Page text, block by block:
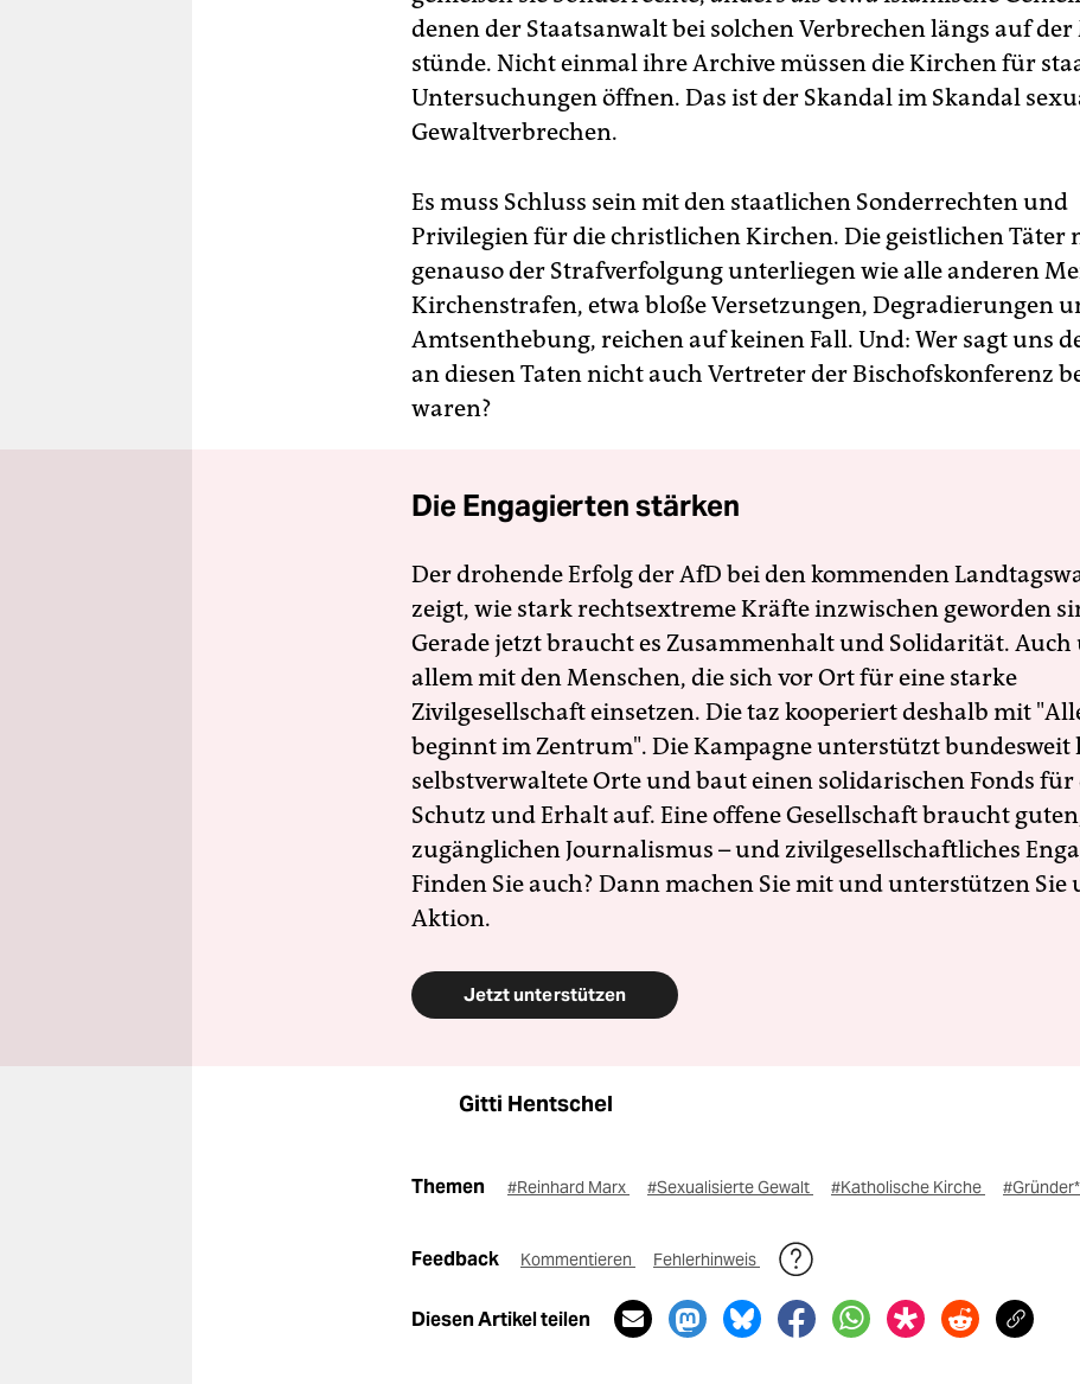
denen der Staatsanwalt bei solchen Verbrechen längs auf
stünde. Nicht einmal ihre Archive müssen die Kirchen für
Untersuchungen öffnen. Das ist der Skandal im Skandal
Gewaltverbrechen.
Es muss Schluss sein mit den staatlichen Sonderrechten und
Privilegien für die christlichen Kirchen. Die geistlichen Täter
genauso der Strafverfolgung unterliegen wie alle anderen
Kirchenstrafen, etwa bloße Versetzungen, Degradierungen
Amtsenthebung, reichen auf keinen Fall. Und: Wer sagt uns
an diesen Taten nicht auch Vertreter der Bischofskonferenz
waren?
Die Engagierten stärken
Der drohende Erfolg der AfD bei den kommenden
zeigt, wie stark rechtsextreme Kräfte inzwischen geworden
Gerade jetzt braucht es Zusammenhalt und Solidarität. Auch
allem mit den Menschen, die sich vor Ort für eine starke
Zivilgesellschaft einsetzen. Die taz kooperiert deshalb mit
beginnt im Zentrum". Die Kampagne unterstützt bundesweit
selbstverwaltete Orte und baut einen solidarischen Fonds für
Schutz und Erhalt auf. Eine offene Gesellschaft braucht
zugänglichen Journalismus – und zivilgesellschaftliches
Finden Sie auch? Dann machen Sie mit und unterstützen Sie
Aktion.
Jetzt unterstützen
Gitti Hentschel
Themen #Reinhard Marx #Sexualisierte Gewalt #Katholische Kirche
Feedback Kommentieren Fehlerhinweis
Diesen Artikel teilen